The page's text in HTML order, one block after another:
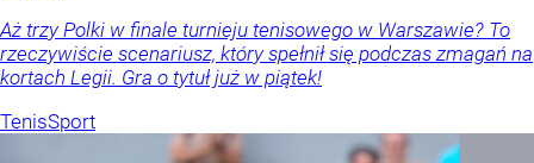
Aż trzy Polki w finale turnieju tenisowego w Warszawie? To
rzeczywiście scenariusz, który spełnił się podczas zmagań na
kortach Legii. Gra o tytuł już w piątek!
TenisSport